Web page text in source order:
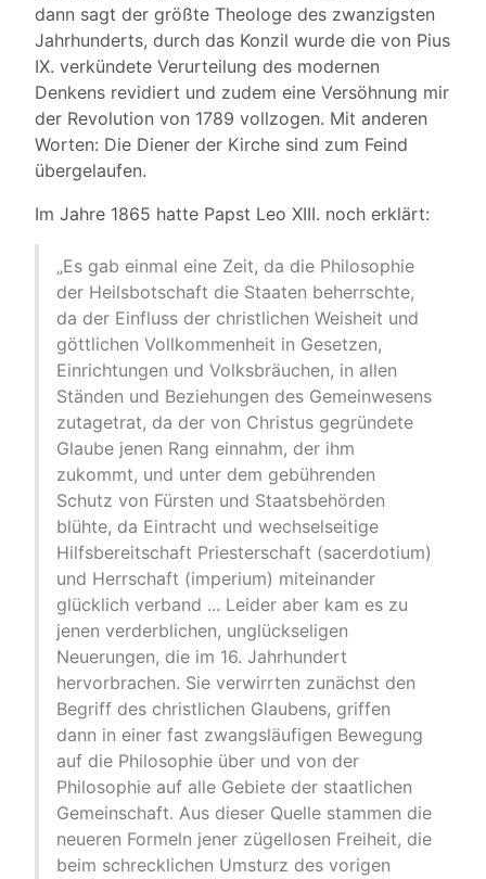
dann sagt der größte Theologe des zwanzigsten
Jahrhunderts, durch das Konzil wurde die von Pius
IX. verkündete Verurteilung des modernen
Denkens revidiert und zudem eine Versöhnung mir
der Revolution von 1789 vollzogen. Mit anderen
Worten: Die Diener der Kirche sind zum Feind
übergelaufen.
Im Jahre 1865 hatte Papst Leo XIII. noch erklärt:
„Es gab einmal eine Zeit, da die Philosophie
der Heilsbotschaft die Staaten beherrschte,
da der Einfluss der christlichen Weisheit und
göttlichen Vollkommenheit in Gesetzen,
Einrichtungen und Volksbräuchen, in allen
Ständen und Beziehungen des Gemeinwesens
zutagetrat, da der von Christus gegründete
Glaube jenen Rang einnahm, der ihm
zukommt, und unter dem gebührenden
Schutz von Fürsten und Staatsbehörden
blühte, da Eintracht und wechselseitige
Hilfsbereitschaft Priesterschaft (sacerdotium)
und Herrschaft (imperium) miteinander
glücklich verband ... Leider aber kam es zu
jenen verderblichen, unglückseligen
Neuerungen, die im 16. Jahrhundert
hervorbrachen. Sie verwirrten zunächst den
Begriff des christlichen Glaubens, griffen
dann in einer fast zwangsläufigen Bewegung
auf die Philosophie über und von der
Philosophie auf alle Gebiete der staatlichen
Gemeinschaft. Aus dieser Quelle stammen die
neueren Formeln jener zügellosen Freiheit, die
beim schrecklichen Umsturz des vorigen